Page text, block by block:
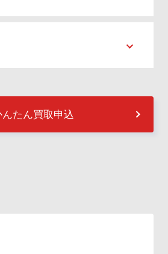
んたん買取申込